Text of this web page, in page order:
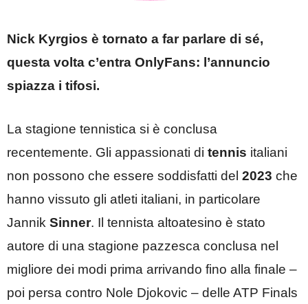
Nick Kyrgios è tornato a far parlare di sé,
questa volta c’entra OnlyFans: l’annuncio
spiazza i tifosi.
La stagione tennistica si è conclusa
recentemente. Gli appassionati di tennis italiani
non possono che essere soddisfatti del 2023 che
hanno vissuto gli atleti italiani, in particolare
Jannik Sinner. Il tennista altoatesino è stato
autore di una stagione pazzesca conclusa nel
migliore dei modi prima arrivando fino alla finale –
poi persa contro Nole Djokovic – delle ATP Finals